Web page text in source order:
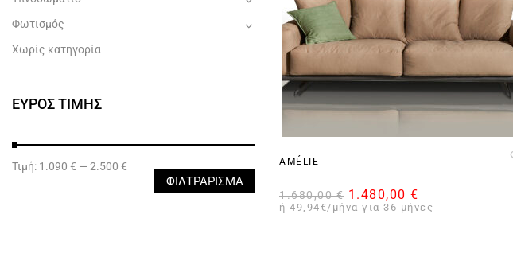
Φωτισμός
Χωρίς κατηγορία
ΕΥΡΟΣ ΤΙΜΗΣ
ΦΙΛΤΡΆΡΙΣΜΑ
Τιμή: 1.090 € — 2.500 € AMÉLIE
1.680,00€ 1.480,00 €
ή 49,94€/μήνα για 36 μήνες